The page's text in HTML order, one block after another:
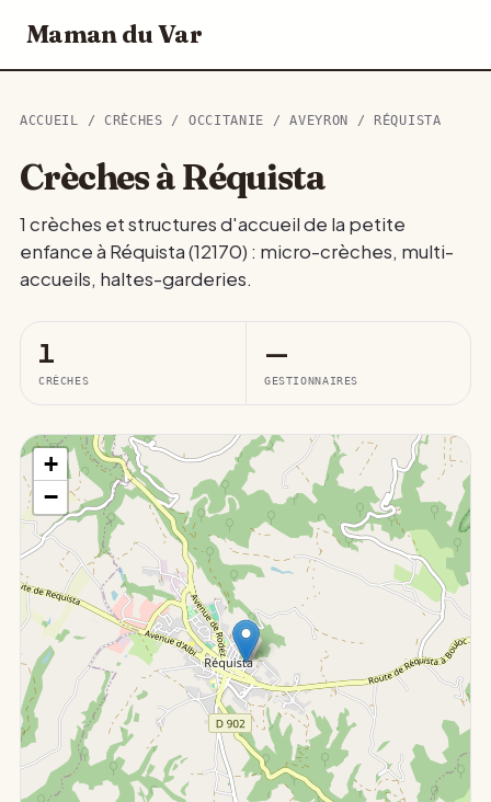
Maman du Var
ACCUEIL / CRÈCHES / OCCITANIE /AVEYRON / RÉQUISTA
Crèches à Réquista
1 crèches et structures d'accueil de la petite
enfance à Réquista (12170) : micro-crèches, multi-
accueils, haltes-garderies.
1
CRÈCHES
—
GESTIONNAIRES
+
−